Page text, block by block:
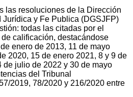
las resoluciones de la Dirección
Jurídica y Fe Publica (DGSJFP)
todas las citadas por el
calificación, destacándose
enero de 2013, 11 de mayo
2020, 15 de enero 2021, 8 y 9 de
de julio de 2022 y 30 de mayo
del Tribunal
2019, 78/2020 y 216/2020 entre